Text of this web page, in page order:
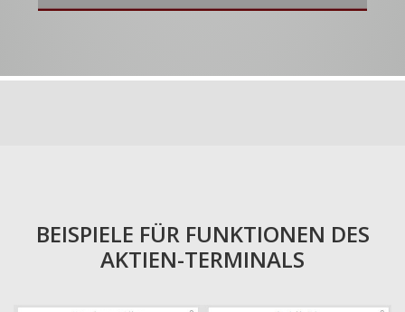
BEISPIELE FÜR FUNKTIONEN DES
AKTIEN-TERMINALS